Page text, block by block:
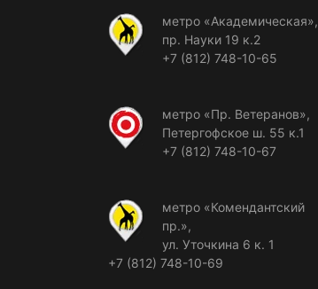
метро «Академическая»,
пр. Науки 19 к.2
+7 (812) 748-10-65
метро «Пр. Ветеранов»,
Петергофское ш. 55 к.1
+7 (812) 748-10-67
метро «Комендантский
пр.»,
ул. Уточкина 6 к. 1
+7 (812) 748-10-69